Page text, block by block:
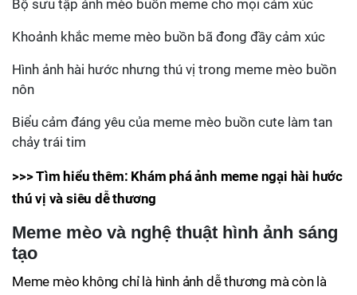
Bộ sưu tập ảnh mèo buồn meme cho mọi cảm xúc
Khoảnh khắc meme mèo buồn bã đong đầy cảm xúc
Hình ảnh hài hước nhưng thú vị trong meme mèo buồn
nôn
Biểu cảm đáng yêu của meme mèo buồn cute làm tan
chảy trái tim
>>> Tìm hiểu thêm: Khám phá ảnh meme ngại hài hước
thú vị và siêu dễ thương
Meme mèo và nghệ thuật hình ảnh sáng
tạo
Meme mèo không chỉ là hình ảnh dễ thương mà còn là